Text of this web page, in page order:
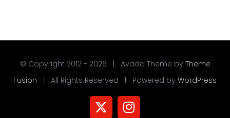
© Copyright 2012 - 2026 | Avada Theme by Theme
Fusion | All Rights Reserved | Powered by WordPress
X Instagram